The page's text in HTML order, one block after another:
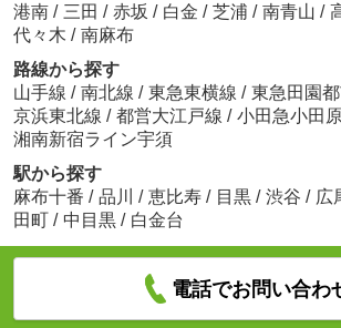
港南 / 三田 / 赤坂 / 白金 / 芝浦 / 南青山 /
代々木 / 南麻布
路線から探す
山手線 / 南北線 / 東急東横線 / 東急田園
京浜東北線 / 都営大江戸線 / 小田急小田
湘南新宿ライン宇須
駅から探す
麻布十番 / 品川 / 恵比寿 / 目黒 / 渋谷 / 広
田町 / 中目黒 / 白金台
電話でお問い合わ